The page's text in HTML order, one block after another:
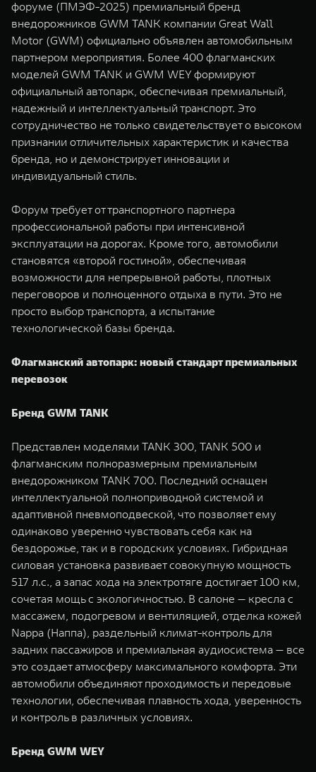
WEY 07
Расширяя границы комфорта
от 6 149 000 ₽
Эстетика
от 5 699
Масштаб возможностей
от 6 449 000 ₽
форуме (ПМЭФ-2025) премиальный бренд
внедорожников GWM TANK компании Great Wall
Motor (GWM) официально объявлен автомобильным
партнером мероприятия. Более 400 флагманских
моделей GWM TANK и GWM WEY формируют
официальный автопарк, обеспечивая премиальный,
надежный и интеллектуальный транспорт. Это
сотрудничество не только свидетельствует о высоком
признании отличительных характеристик и качества
бренда, но и демонстрирует инновации и
индивидуальный стиль.
Форум требует от транспортного партнера
профессиональной работы при интенсивной
эксплуатации на дорогах. Кроме того, автомобили
становятся «второй гостиной», обеспечивая
возможности для непрерывной работы, плотных
переговоров и полноценного отдыха в пути. Это не
просто выбор транспорта, а испытание
технологической базы бренда.
Флагманский автопарк: новый стандарт премиальных
перевозок
Бренд GWM TANK
Представлен моделями TANK 300, TANK 500 и
флагманским полноразмерным премиальным
внедорожником TANK 700. Последний оснащен
интеллектуальной полноприводной системой и
адаптивной пневмоподвеской, что позволяет ему
одинаково уверенно чувствовать себя как на
бездорожье, так и в городских условиях. Гибридная
силовая установка развивает совокупную мощность
517 л.с., а запас хода на электротяге достигает 100 км,
сочетая мощь с экологичностью. В салоне — кресла с
массажем, подогревом и вентиляцией, отделка кожей
Nappa (Наппа), раздельный климат-контроль для
задних пассажиров и премиальная аудиосистема — все
это создает атмосферу максимального комфорта. Эти
автомобили объединяют проходимость и передовые
технологии, обеспечивая плавность хода, уверенность
и контроль в различных условиях.
Бренд GWM WEY